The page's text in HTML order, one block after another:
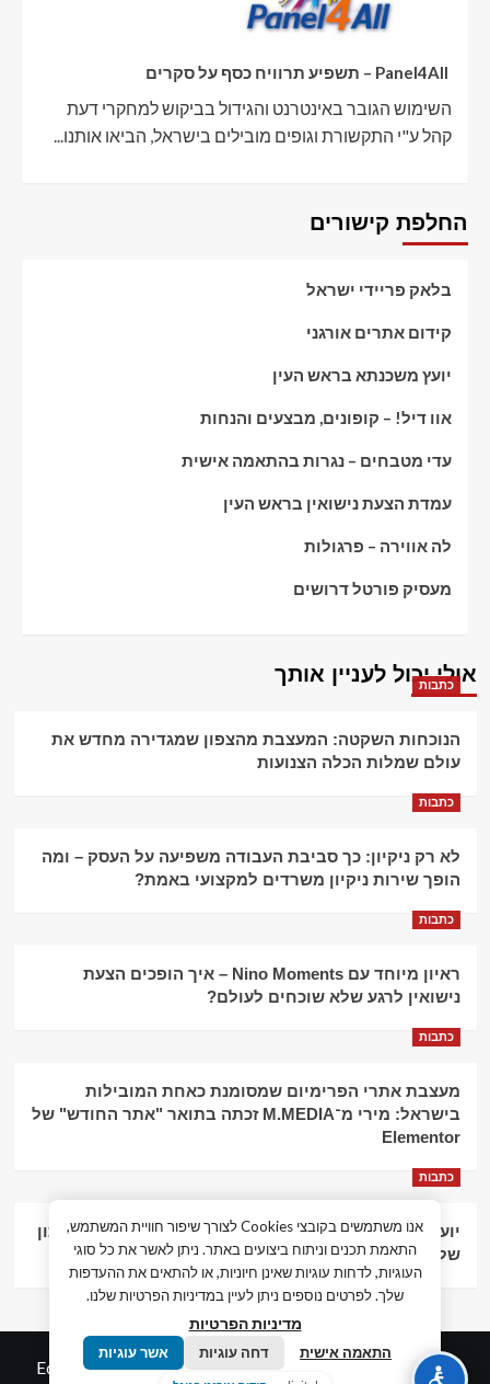
השימוש הגובר באינטרנט והגידול בביקוש למחקרי דעת
קהל ע"י התקשורת וגופים מובילים בישראל, הביאו אותנו...
החלפת קישורים
בלאק פריידי ישראל
קידום אתרים אורגני
יועץ משכנתא בראש העין
אוו דיל! – קופונים, מבצעים והנחות
עדי מטבחים – נגרות בהתאמה אישית
עמדת הצעת נישואין בראש העין
לה אווירה – פרגולות
מעסיק פורטל דרושים
אולי יכול לעניין אותך
כתבות
הנוכחות השקטה: המעצבת מהצפון שמגדירה מחדש את
עולם שמלות הכלה הצנועות
כתבות
לא רק ניקיון: כך סביבת העבודה משפיעה על העסק – ומה
הופך שירות ניקיון משרדים למקצועי באמת?
כתבות
ראיון מיוחד עם Nino Moments – איך הופכים הצעת
נישואין לרגע שלא שוכחים לעולם?
כתבות
מעצבת אתרי הפרימיום שמסומנת כאחת המובילות
בישראל: מירי מ־M.MEDIA זכתה בתואר "אתר החודש" של
Elementor
כתבות
יועץ עסקי וליווי פיננסי – הדרך לצמיחה כלכלית וניהול נכון
של העסק
© כל הזכויות שמורות חדשות המאה ה-21 |
Edigital.co.ilby
אנו משתמשים בקובצי Cookies לצורך שיפור חוויית המשתמש,
התאמת תכנים וניתוח ביצועים באתר. ניתן לאשר את כל סוגי
העוגיות, לדחות עוגיות שאינן חיוניות, או להתאים את ההעדפות
שלך. לפרטים נוספים ניתן לעיין במדיניות הפרטיות שלנו.
מדיניות הפרטיות
התאמה אישית דחה עוגיות אשר עוגיות